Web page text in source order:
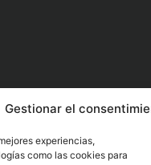
Gestionar el
experiencias,
como las cookies para
– 19:00 a